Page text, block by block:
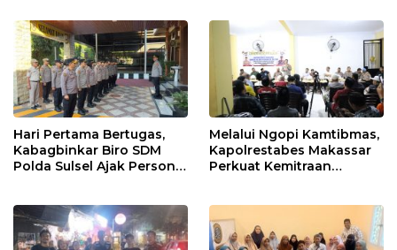
Hari Pertama Bertugas,
Kabagbinkar Biro SDM
Polda Sulsel Ajak Personel
Melalui Ngopi Kamtibmas,
Kapolrestabes Makassar
Perkuat Kemitraan